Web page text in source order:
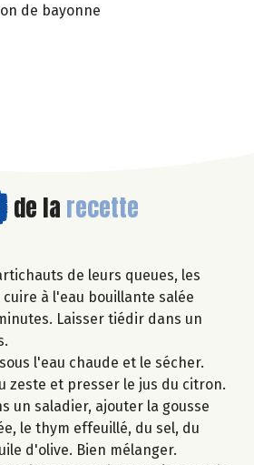
de bayonne
de la recette
de leurs queues, les
à l'eau bouillante salée
Laisser tiédir dans un
l'eau chaude et le sécher.
zeste et presser le jus du citron.
un saladier, ajouter la gousse
le thym effeuillé, du sel, du
d'olive. Bien mélanger.